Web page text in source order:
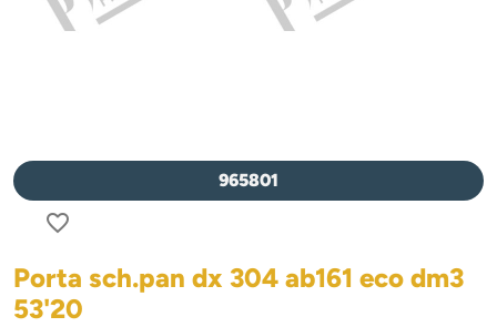
965801
favorite_border
Porta sch.pan dx 304 ab161 eco dm3
53'20